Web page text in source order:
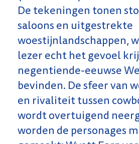
De tekeningen tonen
saloons en uitgestrekte
woestijnlandschappen,
lezer echt het gevoel
negentiende-eeuwse
bevinden. De sfeer van
en rivaliteit tussen
wordt overtuigend
worden de personages